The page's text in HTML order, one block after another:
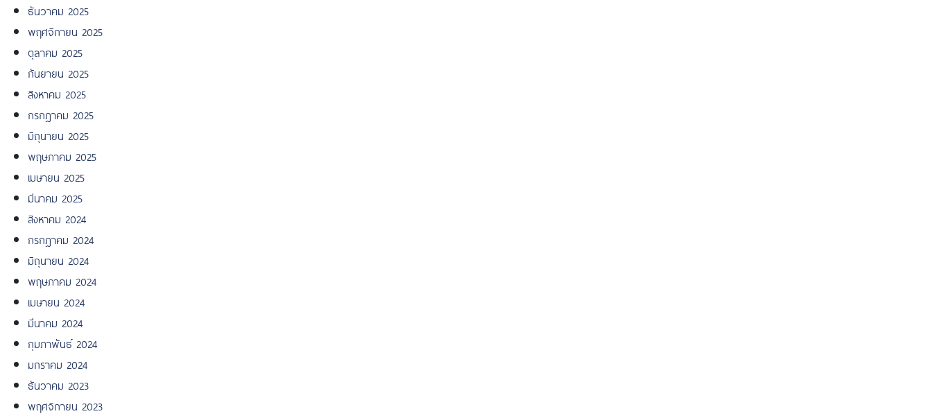
ธันวาคม 2025
พฤศจิกายน 2025
ตุลาคม 2025
กันยายน 2025
สิงหาคม 2025
กรกฎาคม 2025
มิถุนายน 2025
พฤษภาคม 2025
เมษายน 2025
มีนาคม 2025
สิงหาคม 2024
กรกฎาคม 2024
มิถุนายน 2024
พฤษภาคม 2024
เมษายน 2024
มีนาคม 2024
กุมภาพันธ์ 2024
มกราคม 2024
ธันวาคม 2023
พฤศจิกายน 2023